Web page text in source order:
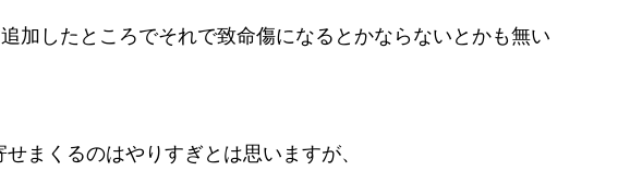
加したところでそれで致命傷になるとかならないとかも無い
まくるのはやりすぎとは思いますが、